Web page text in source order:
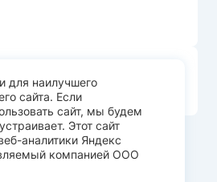
оптом, 2026
для наилучшего
сайта. Если
сайт, мы будем
Этот сайт
аналитики Яндекс
компанией ООО